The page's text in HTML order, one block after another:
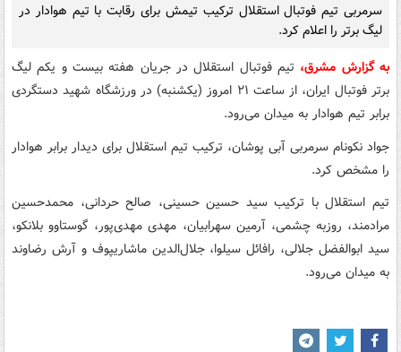
سرمربی تیم فوتبال استقلال ترکیب تیمش برای رقابت با تیم هوادار در
لیگ برتر را اعلام کرد.
به گزارش مشرق، تیم فوتبال استقلال در جریان هفته بیست‌ و یکم لیگ
برتر فوتبال ایران، از ساعت ۲۱ امروز (یکشنبه) در ورزشگاه شهید دستگردی
برابر تیم هوادار به میدان می‌رود.
جواد نکونام سرمربی آبی پوشان، ترکیب تیم استقلال برای دیدار برابر هوادار
را مشخص کرد.
تیم استقلال با ترکیب سید حسین حسینی، صالح حردانی، محمدحسین
مرادمند، روزبه چشمی، آرمین سهرابیان، مهدی مهدی‌پور، گوستاوو بلانکو،
سید ابوالفضل جلالی، رافائل سیلوا، جلال‌الدین ماشاریپوف و آرش رضاوند
به میدان می‌رود.